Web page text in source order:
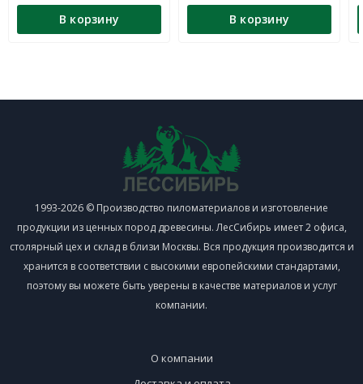
В корзину В корзину
1993-2026 © Производство пиломатериалов и изготовление
продукции из ценных пород древесины. ЛесСибирь имеет 2 офиса,
столярный цех и склад в близи Москвы. Вся продукция производится и
хранится в соответствии с высокими европейскими стандартами,
поэтому вы можете быть уверены в качестве материалов и услуг
компании.
О компании